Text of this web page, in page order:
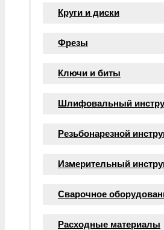
Круги и диски
Фрезы
Ключи и биты
Шлифовальный
Резьбонарезной
Измерительный
Сварочное
Расходные материалы